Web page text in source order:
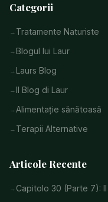
Categorii
Tratamente Naturiste
Blogul lui Laur
Laurs Blog
Il Blog di Laur
Alimentație sănătoasă
Terapii Alternative
Articole Recente
Capitolo 30 (Parte 7):